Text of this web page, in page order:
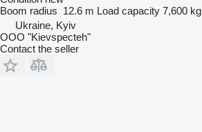
Boom radius 12.6 m Load capacity 7,600 kg
Ukraine, Kyiv
OOO "Kievspecteh"
Contact the seller